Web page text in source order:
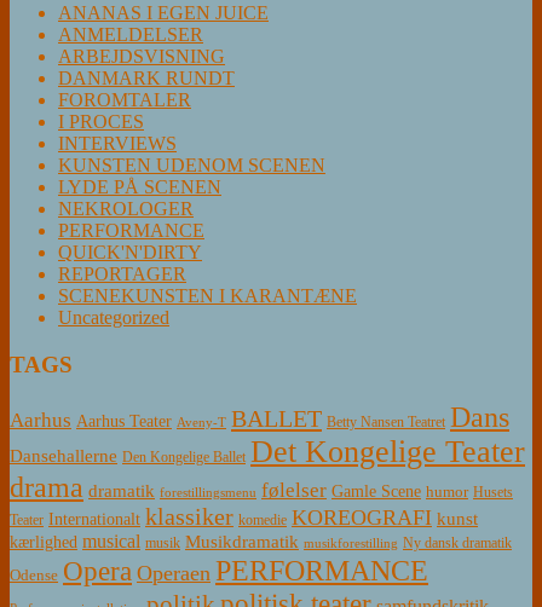
ANANAS I EGEN JUICE
ANMELDELSER
ARBEJDSVISNING
DANMARK RUNDT
FOROMTALER
I PROCES
INTERVIEWS
KUNSTEN UDENOM SCENEN
LYDE PÅ SCENEN
NEKROLOGER
PERFORMANCE
QUICK'N'DIRTY
REPORTAGER
SCENEKUNSTEN I KARANTÆNE
Uncategorized
TAGS
Aarhus Aarhus Teater Aveny-T BALLET Betty Nansen Teatret Dans
Dansehallerne Den Kongelige Ballet Det Kongelige Teater
drama dramatik forestillingsmenu følelser Gamle Scene humor Husets
Teater Internationalt klassiker komedie KOREOGRAFI kunst
kærlighed musical musik Musikdramatik musikforestilling Ny dansk dramatik
Odense Opera Operaen PERFORMANCE